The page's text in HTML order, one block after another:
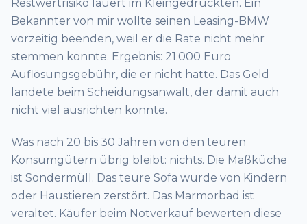
Restwertrisiko lauert im Kleingedruckten. Ein
Bekannter von mir wollte seinen Leasing-BMW
vorzeitig beenden, weil er die Rate nicht mehr
stemmen konnte. Ergebnis: 21.000 Euro
Auflösungsgebühr, die er nicht hatte. Das Geld
landete beim Scheidungsanwalt, der damit auch
nicht viel ausrichten konnte.
Was nach 20 bis 30 Jahren von den teuren
Konsumgütern übrig bleibt: nichts. Die Maßküche
ist Sondermüll. Das teure Sofa wurde von Kindern
oder Haustieren zerstört. Das Marmorbad ist
veraltet. Käufer beim Notverkauf bewerten diese